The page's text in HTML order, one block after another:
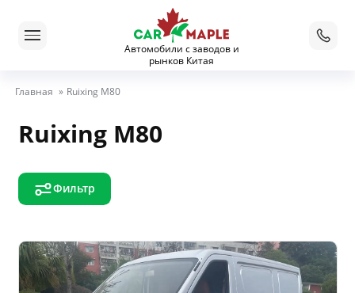
Автомобили с заводов и
рынков Китая
Главная » Ruixing M80
Ruixing M80
Фильтр